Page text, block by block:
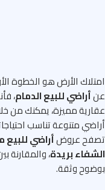
الأرض هو الخطوة
أراضي للبيع الدمام،
مميزة، يمكنك من
متنوعة تناسب
عروضأراضي للبيع
بريدة، والمقارنة
وثقة.